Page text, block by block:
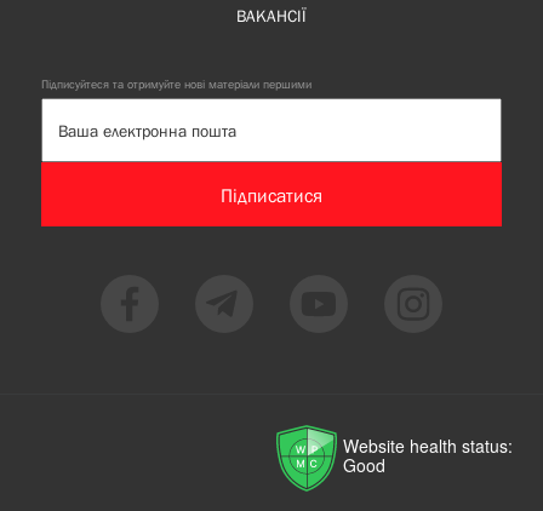
ВАКАНСІЇ
Підписуйтеся та отримуйте нові матеріали першими
Підписатися
Website health status:
Good